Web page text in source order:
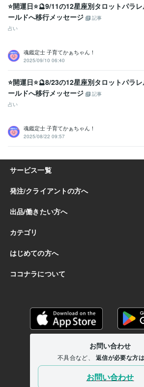
⭐開運日⭐🔮9/11の12星座別タロットパラ
ールドへ移行メッセージ
記事
占い
魂鑑定士 子育てかぁちゃん！
2025/09/10 06:40
⭐開運日⭐🔮8/23の12星座別タロットパラ
ールドへ移行メッセージ
記事
占い
魂鑑定士 子育てかぁちゃん！
2025/08/22 09:57